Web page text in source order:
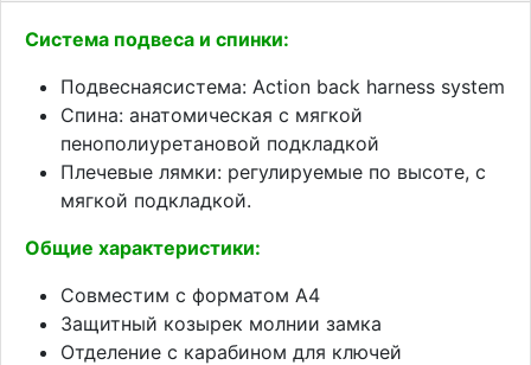
Система подвеса и спинки:
Подвеснаясистема: Action back harness system
Спина: анатомическая с мягкой
пенополиуретановой подкладкой
Плечевые лямки: регулируемые по высоте, с
мягкой подкладкой.
Общие характеристики:
Совместим с форматом А4
Защитный козырек молнии замка
Отделение с карабином для ключей